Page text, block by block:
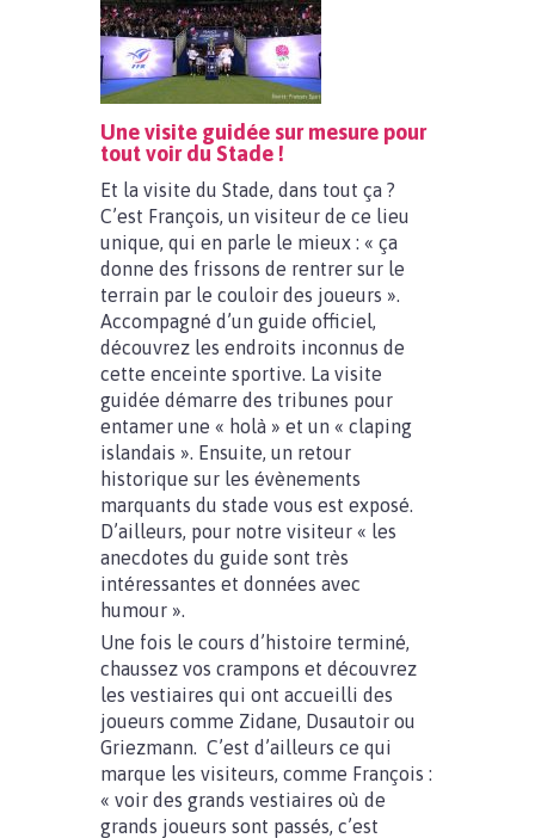
Une visite guidée sur mesure pour
tout voir du Stade !
Et la visite du Stade, dans tout ça ?
C’est François, un visiteur de ce lieu
unique, qui en parle le mieux : « ça
donne des frissons de rentrer sur le
terrain par le couloir des joueurs ».
Accompagné d’un guide officiel,
découvrez les endroits inconnus de
cette enceinte sportive. La visite
guidée démarre des tribunes pour
entamer une « holà » et un « claping
islandais ». Ensuite, un retour
historique sur les évènements
marquants du stade vous est exposé.
D’ailleurs, pour notre visiteur « les
anecdotes du guide sont très
intéressantes et données avec
humour ».
Une fois le cours d’histoire terminé,
chaussez vos crampons et découvrez
les vestiaires qui ont accueilli des
joueurs comme Zidane, Dusautoir ou
Griezmann. C’est d’ailleurs ce qui
marque les visiteurs, comme François :
« voir des grands vestiaires où de
grands joueurs sont passés, c’est